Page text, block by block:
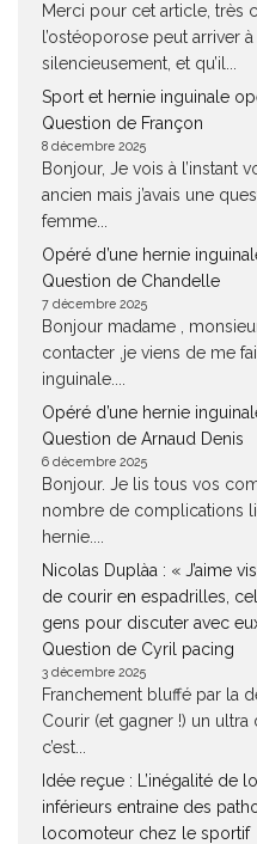
Merci pour cet article, très
l’ostéoporose peut arriver
silencieusement, et qu’il...
Sport et hernie inguinale
Question de Françon
8 décembre 2025
Bonjour, Je vois à l’instant
ancien mais j’avais une
femme...
Opéré d’une hernie
Question de Chandelle
7 décembre 2025
Bonjour madame ,
contacter ,je viens de me
inguinale....
Opéré d’une hernie
Question de Arnaud Denis
6 décembre 2025
Bonjour. Je lis tous vos
nombre de complications
hernie....
Nicolas Duplàa : « J’aime
de courir en espadrilles,
gens pour discuter avec
Question de Cyril pacing
3 décembre 2025
Franchement bluffé par la
Courir (et gagner !) un ultra
c’est...
Idée reçue : L’inégalité de
inférieurs entraine des
locomoteur chez le sportif